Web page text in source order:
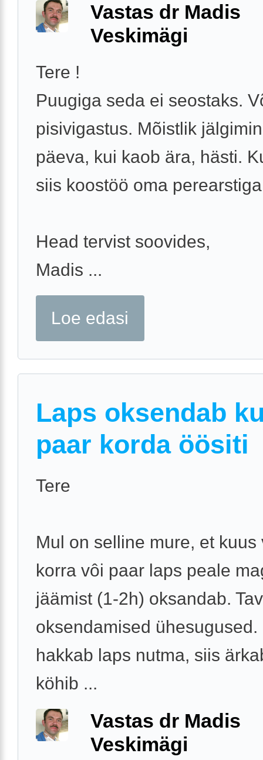
Vastas dr Madis
Veskimägi
Tere !
Puugiga seda ei seostaks.
pisivigastus. Mõistlik
päeva, kui kaob ära, hästi.
siis koostöö oma
Head tervist soovides,
Madis ...
Loe edasi
Laps oksendab
paar korda öösiti
Tere
Mul on selline mure, et kuus
korra vôi paar laps peale
jäämist (1-2h) oksandab.
oksendamised
hakkab laps nutma, siis
köhib ...
Vastas dr Madis
Veskimägi